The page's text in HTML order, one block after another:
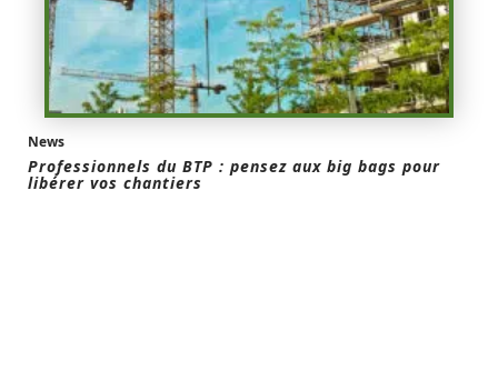
News
Professionnels du BTP : pensez aux big bags pour
libérer vos chantiers